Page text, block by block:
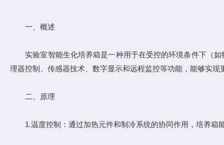
一、概述
实验室智能生化培养箱是一种用于在受控的环境条件下（如
理器控制、传感器技术、数字显示和远程监控等功能，能够实
二、原理
1.温度控制：通过加热元件和制冷系统的协同作用，培养箱